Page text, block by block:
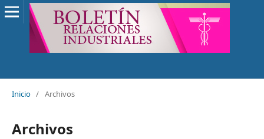
Inicio / Archivos
Archivos